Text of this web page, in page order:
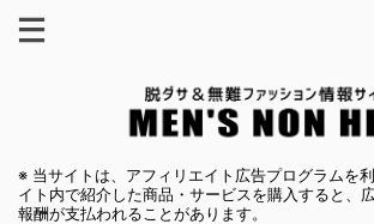
※ 当サイトは、アフィリエイト広告プログラムを
イト内で紹介した商品・サービスを購入すると、
報酬が支払われることがあります。